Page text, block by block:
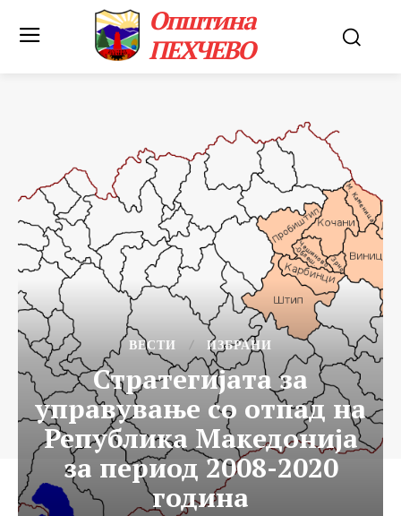
Општина
ПЕХЧЕВО
ВЕСТИ ИЗБРАНИ
Стратегијата за
управување со отпад на
Република Македонија
за период 2008-2020
година